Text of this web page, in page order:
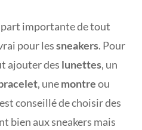
part importante de tout
pour lessneakers. Pour
ajouter des lunettes, un
, unemontreou
conseillé de choisir des
bien aux sneakers mais